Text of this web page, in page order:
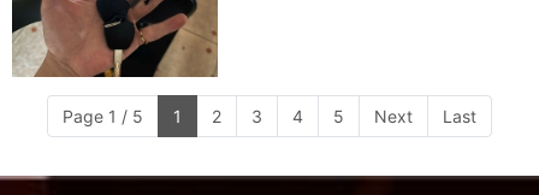
Page 1 / 5 1 2 3 4 5 Next Last